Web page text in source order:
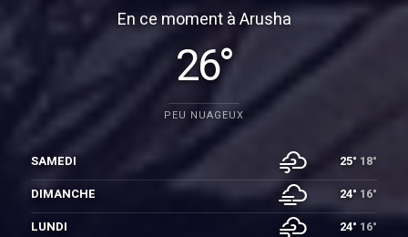
En ce moment à Arusha
26°
PEU NUAGEUX
SAMEDI 25° 18°
DIMANCHE
24° 16°
LUNDI
24° 16°